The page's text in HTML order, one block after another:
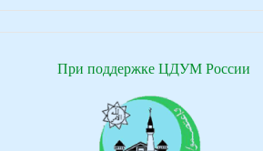
При поддержке ЦДУМ России